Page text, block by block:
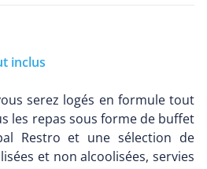
inclus
serez logés en formule tout
les repas sous forme de buffet
Restro et une sélection de
et non alcoolisées, servies